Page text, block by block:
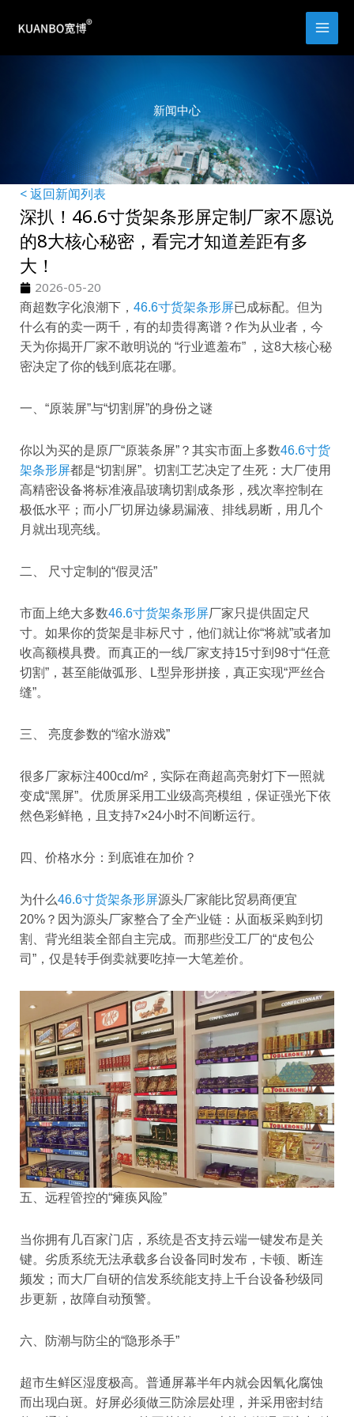
新闻中心
< 返回新闻列表
深扒！46.6寸货架条形屏定制厂家不愿说
的8大核心秘密，看完才知道差距有多
大！
2026-05-20
商超数字化浪潮下， 46.6寸货架条形屏已成标配。但为
什么有的卖一两千，有的却贵得离谱？作为从业者，今
天为你揭开厂家不敢明说的 “行业遮羞布” ，这8大核心秘
密决定了你的钱到底花在哪。
一、“原装屏”与“切割屏”的身份之谜
你以为买的是原厂“原装条屏”？其实市面上多数46.6寸货
架条形屏都是“切割屏”。切割工艺决定了生死：大厂使用
高精密设备将标准液晶玻璃切割成条形，残次率控制在
极低水平；而小厂切屏边缘易漏液、排线易断，用几个
月就出现亮线。
二、 尺寸定制的“假灵活”
市面上绝大多数46.6寸货架条形屏厂家只提供固定尺
寸。如果你的货架是非标尺寸，他们就让你“将就”或者加
收高额模具费。而真正的一线厂家支持15寸到98寸“任意
切割”，甚至能做弧形、L型异形拼接，真正实现“严丝合
缝”。
三、 亮度参数的“缩水游戏”
很多厂家标注400cd/m²，实际在商超高亮射灯下一照就
变成“黑屏”。优质屏采用工业级高亮模组，保证强光下依
然色彩鲜艳，且支持7×24小时不间断运行。
四、价格水分：到底谁在加价？
为什么46.6寸货架条形屏源头厂家能比贸易商便宜
20%？因为源头厂家整合了全产业链：从面板采购到切
割、背光组装全部自主完成。而那些没工厂的“皮包公
司”，仅是转手倒卖就要吃掉一大笔差价。
五、远程管控的“瘫痪风险”
当你拥有几百家门店，系统是否支持云端一键发布是关
键。劣质系统无法承载多台设备同时发布，卡顿、断连
频发；而大厂自研的信发系统能支持上千台设备秒级同
步更新，故障自动预警。
六、防潮与防尘的“隐形杀手”
超市生鲜区湿度极高。普通屏幕半年内就会因氧化腐蚀
而出现白斑。好屏必须做三防涂层处理，并采用密封结